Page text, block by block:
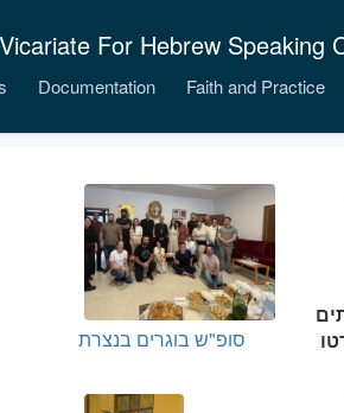
For Hebrew Speaking
Documentation Faith and Practice
סופ"ש בוגרים בנצרת